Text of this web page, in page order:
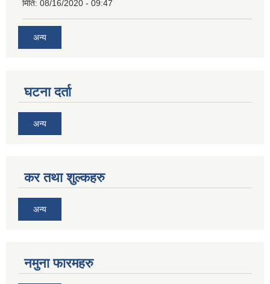
मिति: 08/16/2020 - 09:47
अन्य
घटना दर्ता
अन्य
कर तथा शुल्कहरु
अन्य
नमुना फारमहरु